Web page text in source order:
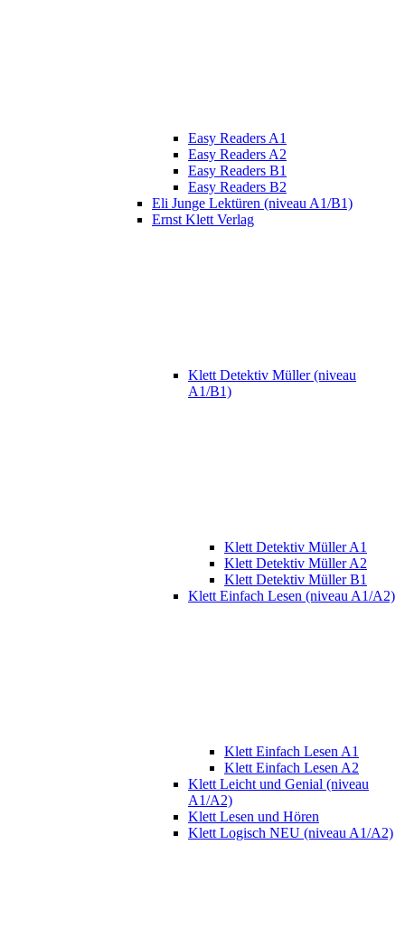
Easy Readers A1
Easy Readers A2
Easy Readers B1
Easy Readers B2
Eli Junge Lektüren (niveau A1/B1)
Ernst Klett Verlag
Klett Detektiv Müller (niveau
A1/B1)
Klett Detektiv Müller A1
Klett Detektiv Müller A2
Klett Detektiv Müller B1
Klett Einfach Lesen (niveau A1/A2)
Klett Einfach Lesen A1
Klett Einfach Lesen A2
Klett Leicht und Genial (niveau
A1/A2)
Klett Lesen und Hören
Klett Logisch NEU (niveau A1/A2)